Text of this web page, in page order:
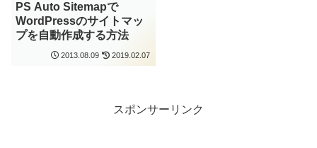
PS Auto Sitemapで
WordPressのサイトマッ
プを自動作成する方法
2013.08.09 2019.02.07
スポンサーリンク